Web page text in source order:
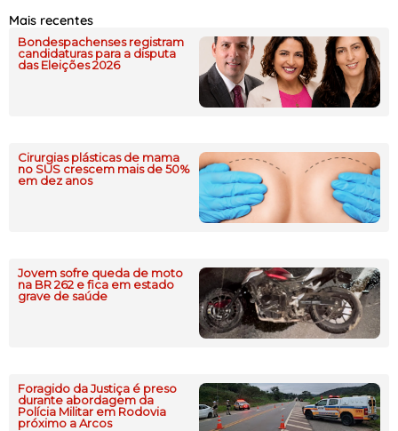
Mais recentes
Bondespachenses registram
candidaturas para a disputa
das Eleições 2026
Cirurgias plásticas de mama
no SUS crescem mais de 50%
em dez anos
Jovem sofre queda de moto
na BR 262 e fica em estado
grave de saúde
Foragido da Justiça é preso
durante abordagem da
Polícia Militar em Rodovia
próximo a Arcos